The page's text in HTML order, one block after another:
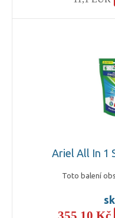
Ariel All In 1
Toto balení